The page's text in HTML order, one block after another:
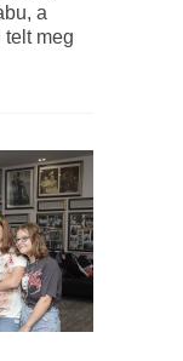
a
telt meg